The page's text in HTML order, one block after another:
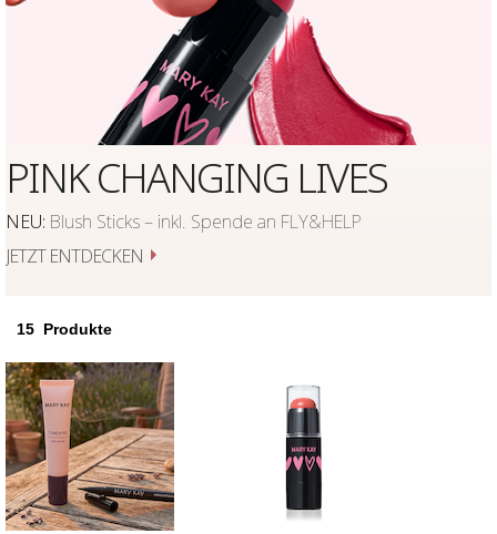
PINK CHANGING LIVES
NEU: Blush Sticks – inkl. Spende an FLY&HELP
JETZT ENTDECKEN
15 Produkte